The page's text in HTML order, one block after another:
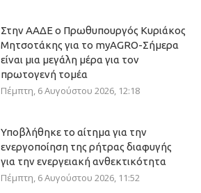
Στην ΑΑΔΕ ο Πρωθυπουργός Κυριάκος
Μητσοτάκης για το myAGRO-Σήμερα
είναι μια μεγάλη μέρα για τον
πρωτογενή τομέα
Πέμπτη, 6 Αυγούστου 2026, 12:18
Υποβλήθηκε το αίτημα για την
ενεργοποίηση της ρήτρας διαφυγής
για την ενεργειακή ανθεκτικότητα
Πέμπτη, 6 Αυγούστου 2026, 11:52